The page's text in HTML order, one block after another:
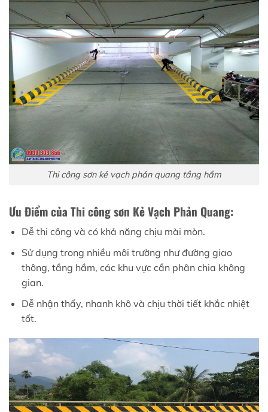
Thi công sơn kẻ vạch phản quang tầng hầm
Ưu Điểm của Thi công sơn Kẻ Vạch Phản Quang:
Dễ thi công và có khả năng chịu mài mòn.
Sử dụng trong nhiều môi trường như đường giao
thông, tầng hầm, các khu vực cần phân chia không
gian.
Dễ nhận thấy, nhanh khô và chịu thời tiết khắc nhiệt
tốt.